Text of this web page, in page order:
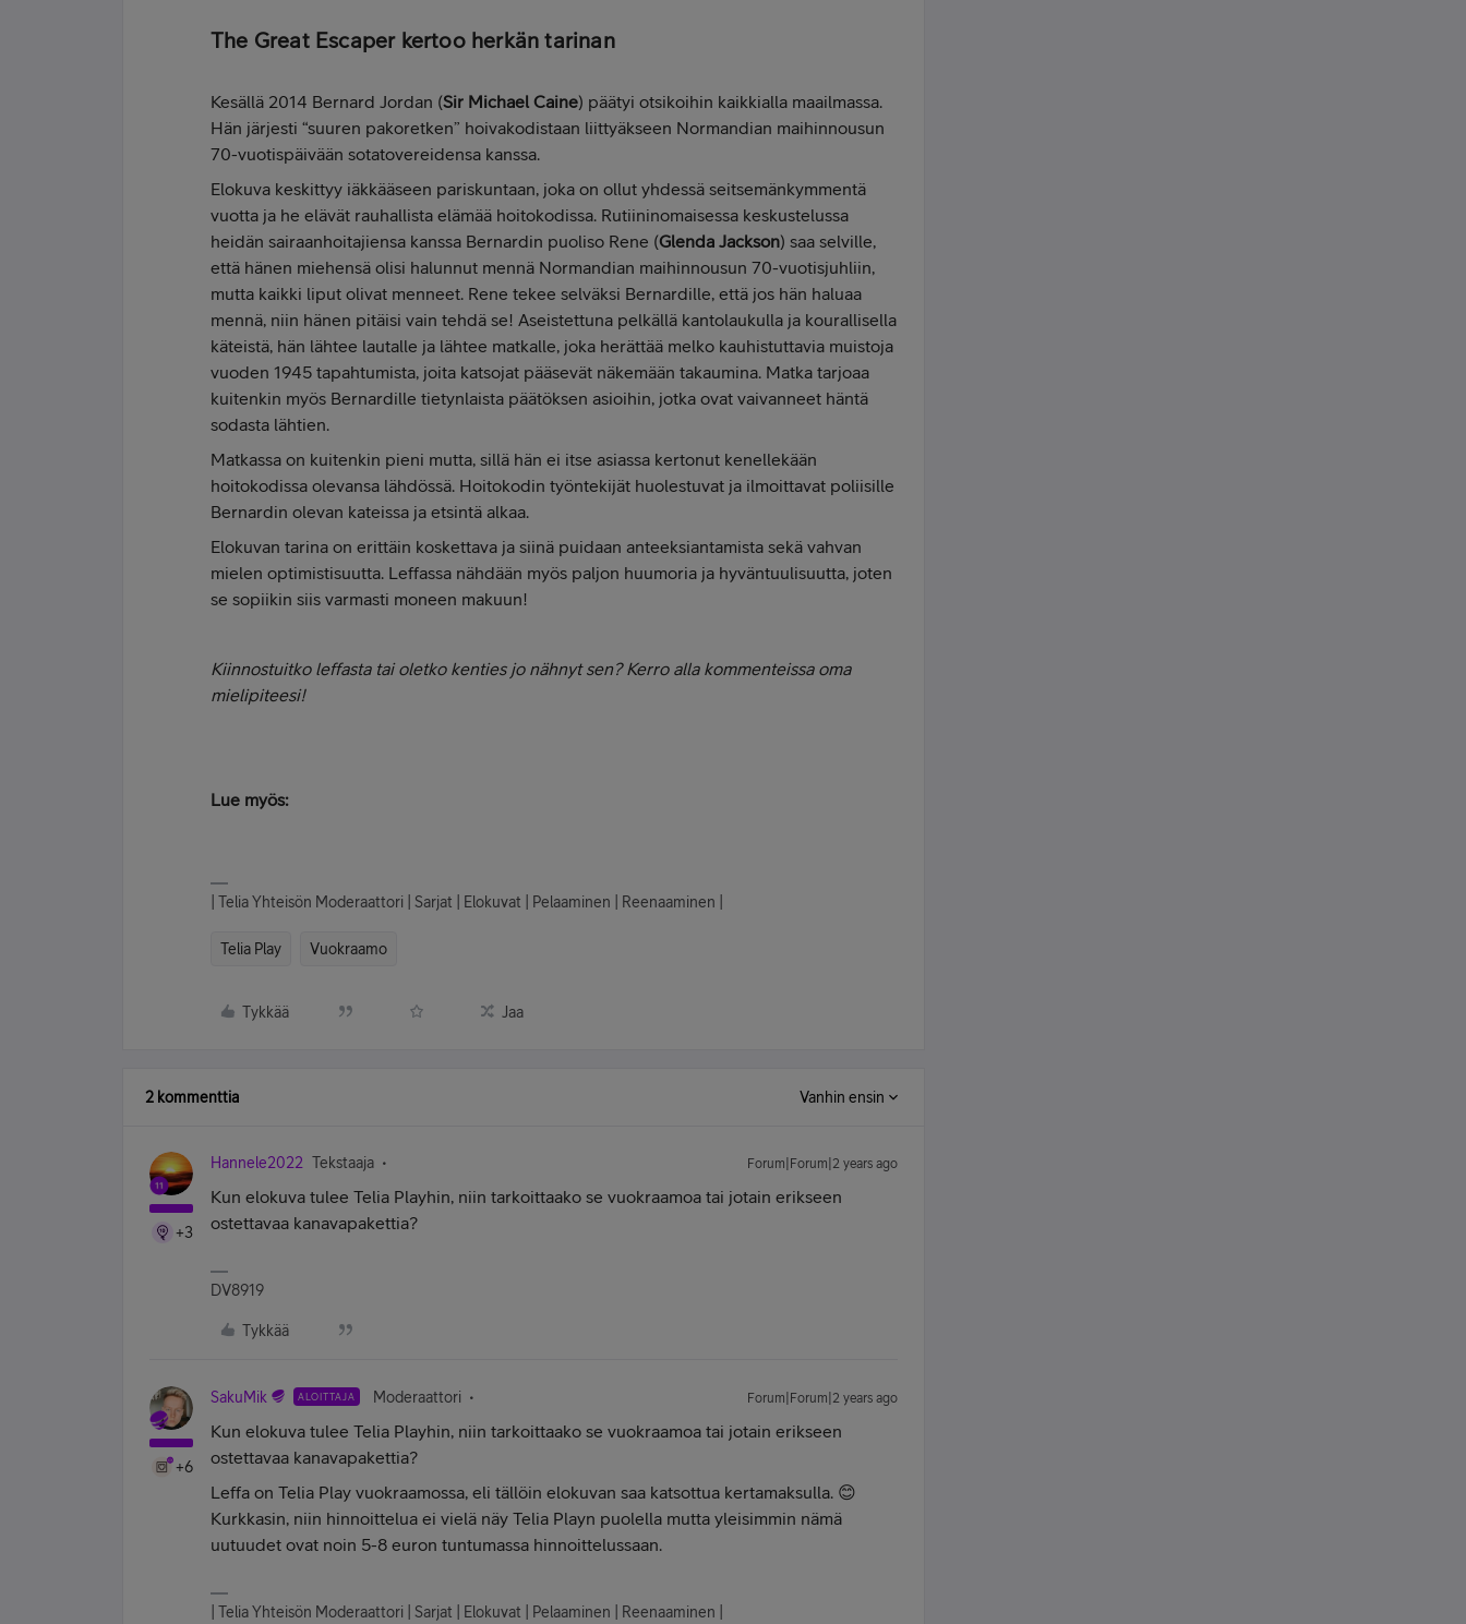
The Great Escaper kertoo herkän tarinan
Kesällä 2014 Bernard Jordan (Sir Michael Caine) päätyi otsikoihin kaikkialla maailmassa.
Hän järjesti “suuren pakoretken” hoivakodistaan liittyäkseen Normandian maihinnousun
70-vuotispäivään sotatovereidensa kanssa.
Elokuva keskittyy iäkkääseen pariskuntaan, joka on ollut yhdessä seitsemänkymmentä
vuotta ja he elävät rauhallista elämää hoitokodissa. Rutiininomaisessa keskustelussa
heidän sairaanhoitajiensa kanssa Bernardin puoliso Rene (Glenda Jackson) saa selville,
että hänen miehensä olisi halunnut mennä Normandian maihinnousun 70-vuotisjuhliin,
mutta kaikki liput olivat menneet. Rene tekee selväksi Bernardille, että jos hän haluaa
mennä, niin hänen pitäisi vain tehdä se! Aseistettuna pelkällä kantolaukulla ja kourallisella
käteistä, hän lähtee lautalle ja lähtee matkalle, joka herättää melko kauhistuttavia muistoja
vuoden 1945 tapahtumista, joita katsojat pääsevät näkemään takaumina. Matka tarjoaa
kuitenkin myös Bernardille tietynlaista päätöksen asioihin, jotka ovat vaivanneet häntä
sodasta lähtien.
Matkassa on kuitenkin pieni mutta, sillä hän ei itse asiassa kertonut kenellekään
hoitokodissa olevansa lähdössä. Hoitokodin työntekijät huolestuvat ja ilmoittavat poliisille
Bernardin olevan kateissa ja etsintä alkaa.
Elokuvan tarina on erittäin koskettava ja siinä puidaan anteeksiantamista sekä vahvan
mielen optimistisuutta. Leffassa nähdään myös paljon huumoria ja hyväntuulisuutta, joten
se sopiikin siis varmasti moneen makuun!
Kiinnostuitko leffasta tai oletko kenties jo nähnyt sen? Kerro alla kommenteissa oma
mielipiteesi!
Lue myös:
| Telia Yhteisön Moderaattori | Sarjat | Elokuvat | Pelaaminen | Reenaaminen |
Telia Play Vuokraamo
Tykkää Jaa
2 kommenttia Vanhin ensin
+3
Hannele2022 Tekstaaja Forum|Forum|2 years ago
Kun elokuva tulee Telia Playhin, niin tarkoittaako se vuokraamoa tai jotain erikseen
ostettavaa kanavapakettia?
DV8919
Tykkää
+6
SakuMik ALOITTAJA Moderaattori Forum|Forum|2 years ago
Kun elokuva tulee Telia Playhin, niin tarkoittaako se vuokraamoa tai jotain erikseen
ostettavaa kanavapakettia?
Leffa on Telia Play vuokraamossa, eli tällöin elokuvan saa katsottua kertamaksulla. 😊
Kurkkasin, niin hinnoittelua ei vielä näy Telia Playn puolella mutta yleisimmin nämä
uutuudet ovat noin 5-8 euron tuntumassa hinnoittelussaan.
| Telia Yhteisön Moderaattori | Sarjat | Elokuvat | Pelaaminen | Reenaaminen |